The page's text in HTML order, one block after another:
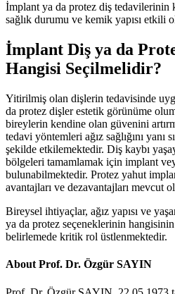
İmplant ya da protez diş tedavilerinin
sağlık durumu ve kemik yapısı etkili
İmplant Diş ya da
Hangisi Seçilmelidir?
Yitirilmiş olan dişlerin tedavisinde
da protez dişler estetik görünüme
bireylerin kendine olan güvenini
tedavi yöntemleri ağız sağlığını yanı
şekilde etkilemektedir. Diş kaybı
bölgeleri tamamlamak için implant
bulunabilmektedir. Protez yahut
avantajları ve dezavantajları mevcut
Bireysel ihtiyaçlar, ağız yapısı ve
ya da protez seçeneklerinin hangisinin
belirlemede kritik rol üstlenmektedir.
About Prof. Dr. Özgür SAYIN